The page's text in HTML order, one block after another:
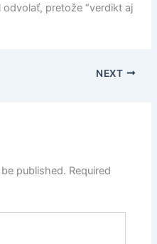
pretože “verdikt aj
NEXT
published. Required